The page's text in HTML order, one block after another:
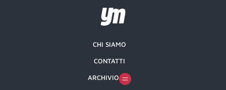
CHI SIAMO
CONTATTI
ARCHIVIO